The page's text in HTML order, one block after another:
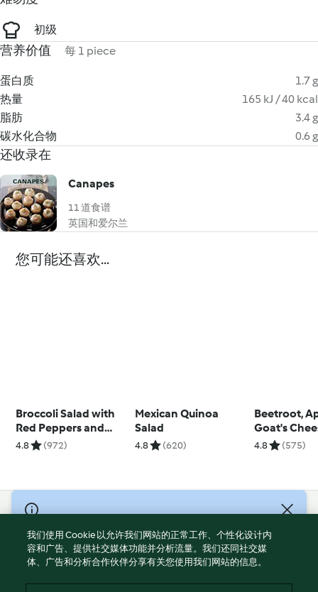
初级
营养价值 每 1 piece
蛋白质
1.7 g
热量
165 kJ / 40 kcal
脂肪
3.4 g
碳水化合物
0.6 g
还收录在
Canapes
11 道食谱
英国和爱尔兰
您可能还喜欢...
Broccoli Salad with
Red Peppers and
Pine Nuts
4.8 (972)
Mexican Quinoa
Salad
4.8 (620)
Beetroot,
Goat's
Quinoa
4.8 (575)
© Copyright 2021-2023 福维克信息科技(上海)有限公司 版权所有
2026
使用规定
我们使用 Cookie 以允许我们网站的正常工作、个性化设计内
容和广告、提供社交媒体功能并分析流量。我们还同社交媒
体、广告和分析合作伙伴分享有关您使用我们网站的信息。